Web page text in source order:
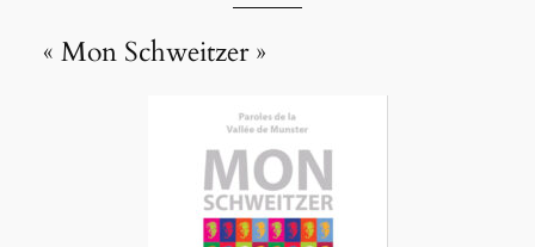
« Mon Schweitzer »